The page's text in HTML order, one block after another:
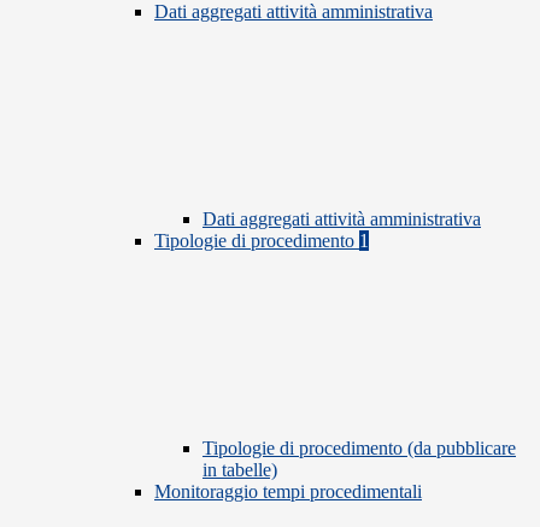
Dati aggregati attività amministrativa
Dati aggregati attività amministrativa
Tipologie di procedimento 1
Tipologie di procedimento (da pubblicare
in tabelle)
Monitoraggio tempi procedimentali